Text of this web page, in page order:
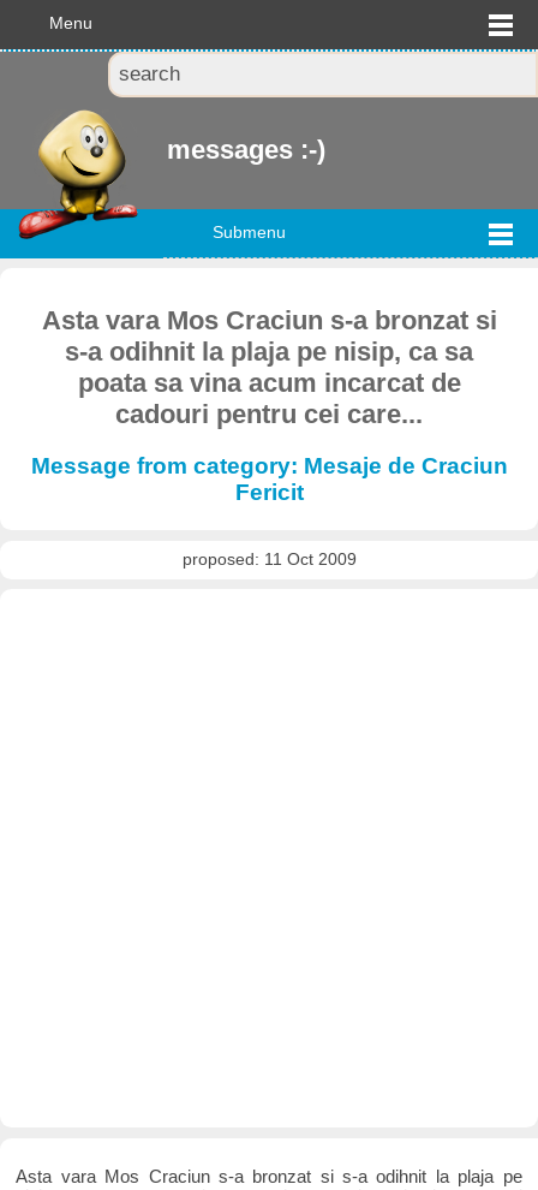
Menu
messages :-)
Submenu
Asta vara Mos Craciun s-a bronzat si
s-a odihnit la plaja pe nisip, ca sa
poata sa vina acum incarcat de
cadouri pentru cei care...
Message from category: Mesaje de Craciun
Fericit
proposed: 11 Oct 2009
Asta vara Mos Craciun s-a bronzat si s-a odihnit la plaja pe